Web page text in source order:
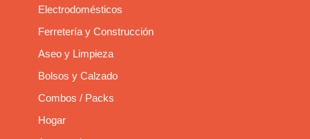
Electrodomésticos
Ferretería y Construcción
Aseo y Limpieza
Bolsos y Calzado
Combos / Packs
Hogar